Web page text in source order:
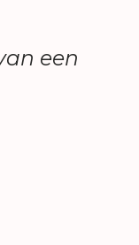
een